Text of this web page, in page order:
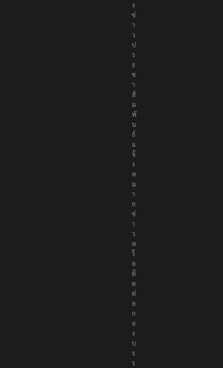
ง
ข่
า
ว
ป
ร
ะ
ช
า
สั
ม
พั
น
ธ์
แ
จ้
ง
ห
ม
า
ย
ข่
า
ว
ห
รื
อ
ติ
ด
ต่
อ
ก
อ
ง
บ
ร
ร